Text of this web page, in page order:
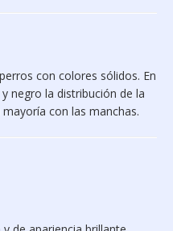
con colores sólidos. En
negro la distribución de la
con las manchas.